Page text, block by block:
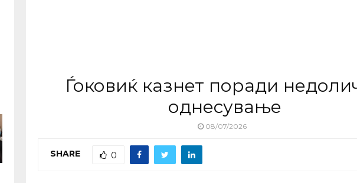
Ѓоковиќ казнет поради
однесување
08/07/2026
SHARE 0